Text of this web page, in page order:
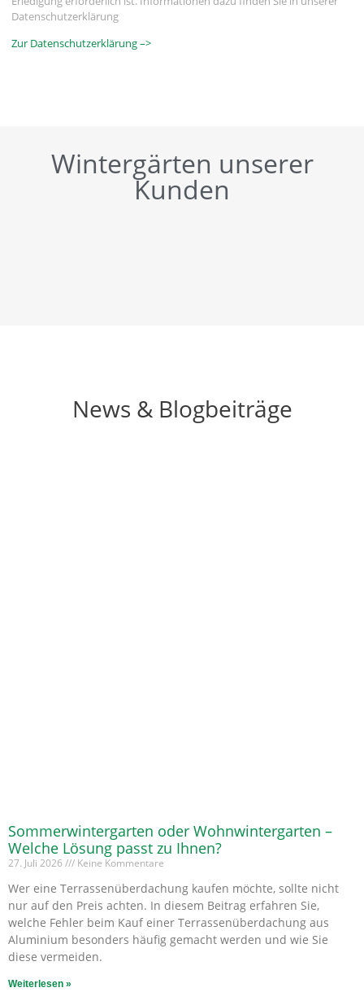
Datenschutzerklärung
Zur Datenschutzerklärung –>
Wintergärten unserer
Kunden
News & Blogbeiträge
Sommerwintergarten oder Wohnwintergarten –
Welche Lösung passt zu Ihnen?
27. Juli 2026 Keine Kommentare
Wer eine Terrassenüberdachung kaufen möchte, sollte nicht
nur auf den Preis achten. In diesem Beitrag erfahren Sie,
welche Fehler beim Kauf einer Terrassenüberdachung aus
Aluminium besonders häufig gemacht werden und wie Sie
diese vermeiden.
Weiterlesen »